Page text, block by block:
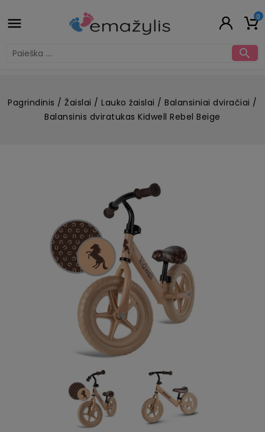
 0

Pagrindinis Žaislai Lauko žaislai
Balansiniai dviračiai
Balansinis dviratukas Kidwell Rebel Beige